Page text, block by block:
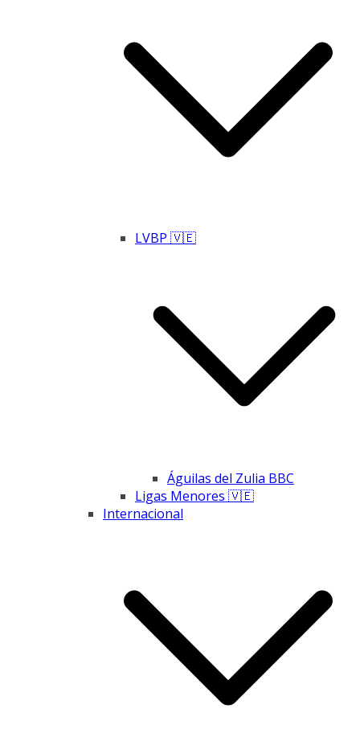
LVBP 🇻🇪
Águilas del Zulia BBC
Ligas Menores 🇻🇪
Internacional